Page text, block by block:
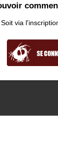
Soit via